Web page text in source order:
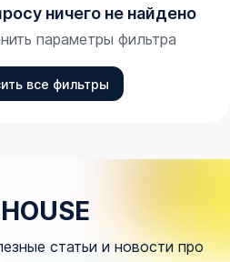
ничего не найдено
параметры фильтра
все фильтры
статьи и новости про